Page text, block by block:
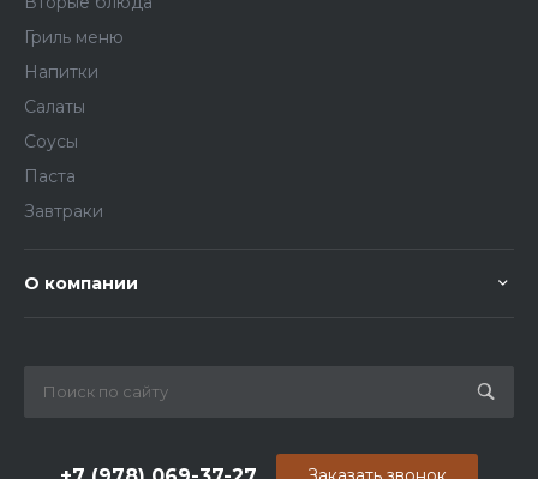
Гриль меню
Напитки
Салаты
Соусы
Паста
Завтраки
О компании